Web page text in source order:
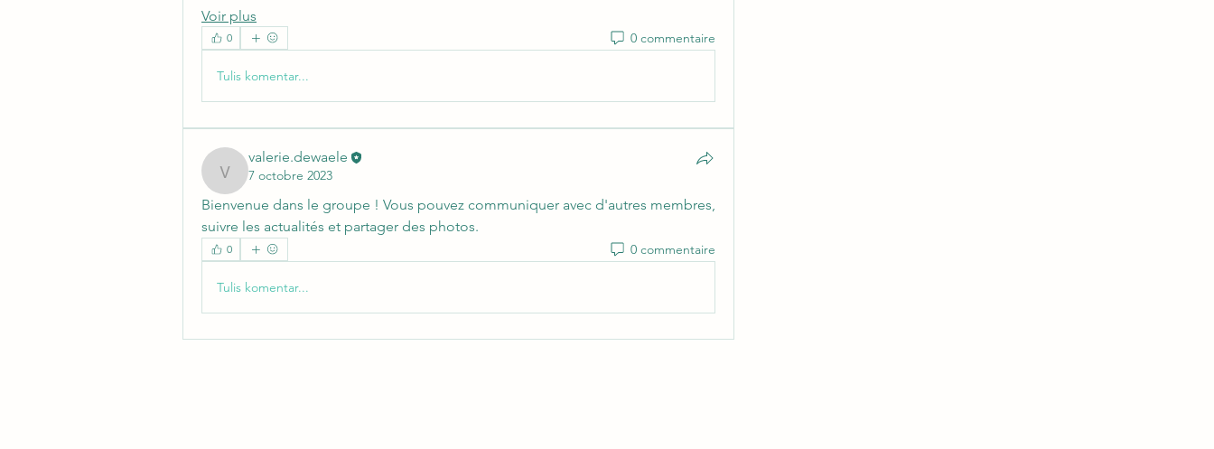
Voir plus
0 0 commentaire
Tulis komentar...
valerie.dewaele
valerie.dewaele
7 octobre 2023
Bienvenue dans le groupe ! Vous pouvez communiquer avec d'autres membres,
suivre les actualités et partager des photos.
0 0 commentaire
Tulis komentar...